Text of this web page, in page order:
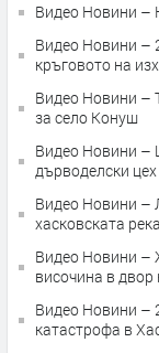
Видео Новини –
Видео Новини –
кръговото на
Видео Новини –
за село Конуш
Видео Новини –
дърводелски цех
Видео Новини –
хасковската река
Видео Новини –
височина в
Видео Новини –
катастрофа в